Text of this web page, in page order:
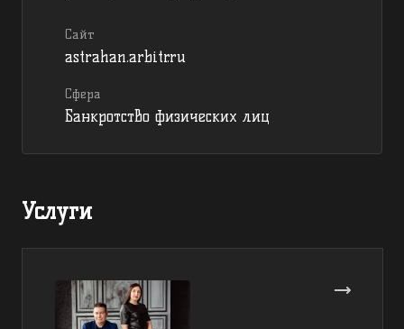
Сайт
astrahan.arbitr.ru
Сфера
Банкротство физических лиц
Услуги